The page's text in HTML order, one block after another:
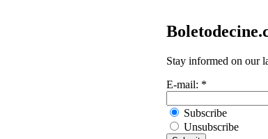
Stay informed on our
E-mail: *
Subscribe
Unsubscribe